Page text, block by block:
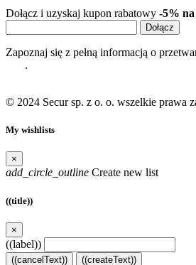
Dołącz i uzyskaj kupon rabatowy -5%
Dołącz
Zapoznaj się z pełną informacją o
.
© 2024 Secur sp. z o. o. wszelkie prawa
My wishlists
×
add_circle_outline Create new list
((title))
×
((label))
((cancelText)) ((createText))